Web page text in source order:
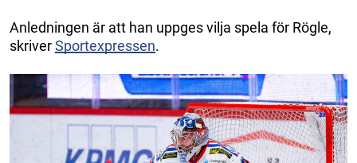
Anledningen är att han uppges vilja spela för Rögle,
skriverSportexpressen.